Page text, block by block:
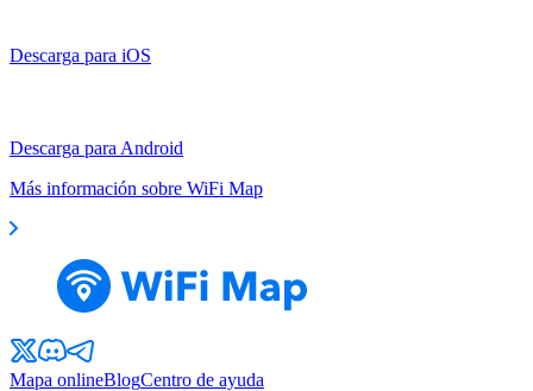
Descarga para iOS
Descarga para Android
Más información sobre WiFi Map
Mapa onlineBlogCentro de ayuda